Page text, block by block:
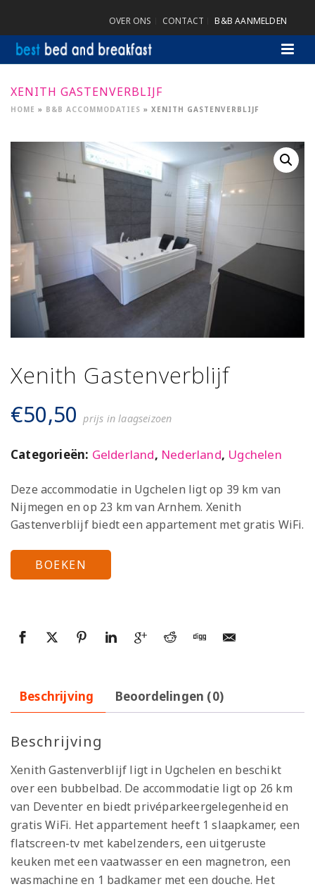
OVER ONS CONTACT B&B AANMELDEN
XENITH GASTENVERBLIJF
HOME » B&B ACCOMMODATIES » XENITH GASTENVERBLIJF
Xenith Gastenverblijf
€50,50 prijs in laagseizoen
Categorieën: Gelderland, Nederland, Ugchelen
Deze accommodatie in Ugchelen ligt op 39 km van
Nijmegen en op 23 km van Arnhem. Xenith
Gastenverblijf biedt een appartement met gratis WiFi.
BOEKEN
Beschrijving Beoordelingen (0)
Beschrijving
Xenith Gastenverblijf ligt in Ugchelen en beschikt
over een bubbelbad. De accommodatie ligt op 26 km
van Deventer en biedt privéparkeergelegenheid en
gratis WiFi. Het appartement heeft 1 slaapkamer, een
flatscreen-tv met kabelzenders, een uitgeruste
keuken met een vaatwasser en een magnetron, een
wasmachine en 1 badkamer met een douche. Het